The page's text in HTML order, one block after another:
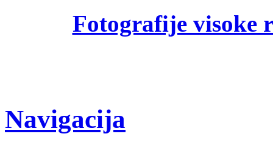
Fotografije visoke
Navigacija